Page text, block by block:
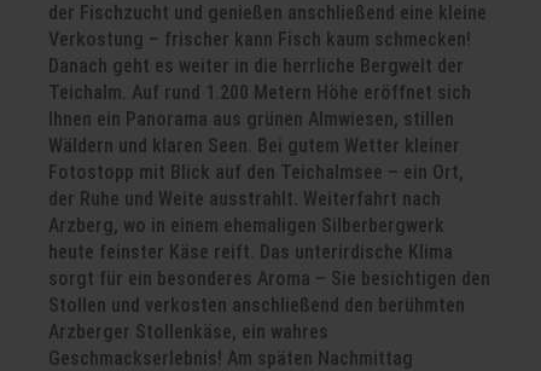
der Fischzucht und genießen anschließend eine kleine
Verkostung – frischer kann Fisch kaum schmecken!
Danach geht es weiter in die herrliche Bergwelt der
Teichalm. Auf rund 1.200 Metern Höhe eröffnet sich
Ihnen ein Panorama aus grünen Almwiesen, stillen
Wäldern und klaren Seen. Bei gutem Wetter kleiner
Fotostopp mit Blick auf den Teichalmsee – ein Ort,
der Ruhe und Weite ausstrahlt. Weiterfahrt nach
Arzberg, wo in einem ehemaligen Silberbergwerk
heute feinster Käse reift. Das unterirdische Klima
sorgt für ein besonderes Aroma – Sie besichtigen den
Stollen und verkosten anschließend den berühmten
Arzberger Stollenkäse, ein wahres
Geschmackserlebnis! Am späten Nachmittag